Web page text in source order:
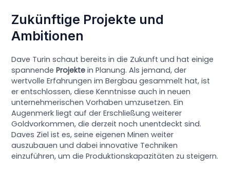
Zukünftige Projekte und
Ambitionen
Dave Turin schaut bereits in die Zukunft und hat einige
spannendeProjekte in Planung. Als jemand, der
wertvolle Erfahrungen im Bergbau gesammelt hat, ist
er entschlossen, diese Kenntnisse auch in neuen
unternehmerischen Vorhaben umzusetzen. Ein
Augenmerk liegt auf der Erschließung weiterer
Goldvorkommen, die derzeit noch unentdeckt sind.
Daves Ziel ist es, seine eigenen Minen weiter
auszubauen und dabei innovative Techniken
einzuführen, um die Produktionskapazitäten zu steigern.